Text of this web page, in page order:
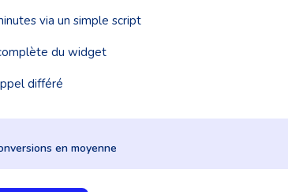
via un simple script
du widget
différé
en moyenne